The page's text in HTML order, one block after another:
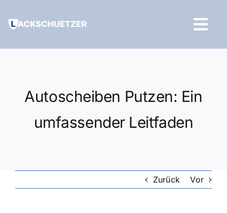
Inhalt
Autoscheiben Putzen: Ein
umfassender Leitfaden
Zurück Vor